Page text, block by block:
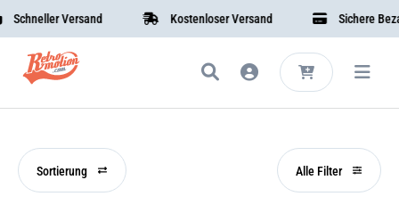
Schneller Versand Kostenloser Versand Sichere
Sortierung Alle Filter